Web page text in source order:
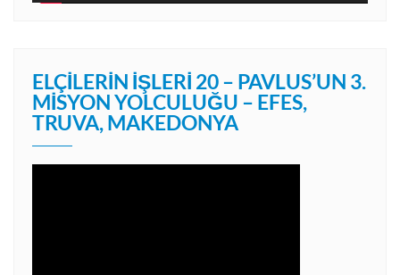
ELÇILERIN İŞLERI 20 – PAVLUS’UN 3.
MISYON YOLCULUĞU – EFES,
TRUVA, MAKEDONYA